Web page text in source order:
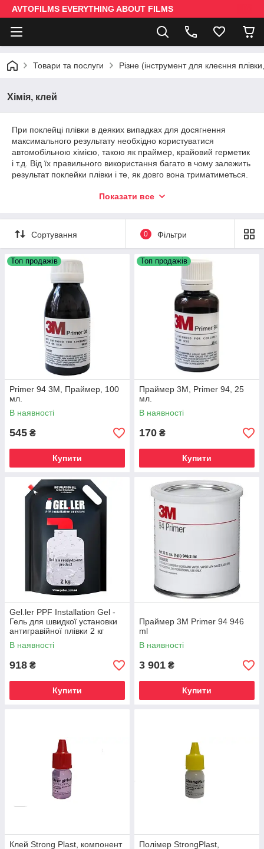
AVTOFILMS EVERYTHING ABOUT FILMS
Товари та послуги Різне (інструмент для клеєння
Хімія, клей
При поклейці плівки в деяких випадках для досягнення
максимального результату необхідно користуватися
автомобільною хімією, такою як праймер, крайовий герметик
і т.д. Від їх правильного використання багато в чому залежить
результат поклейки плівки і те, як довго вона триматиметься.
наносити стільки скільки потрібно і на потрібні місця
що буде дуже проблематично, якщо весь автомобіль буде в
праймері. З усіх питань щодо спеціалізованої автомобільної
хімії та автомобільних плівок звертайтесь до нас і ми Вам
обов'язково допоможемо.
Показати все
Сортування 0 Фільтри
Топ продажів
Primer 94 3М, Праймер, 100
мл.
В наявності
545 ₴
Купити
Топ продажів
Праймер 3M, Primer 94, 25
мл.
В наявності
170 ₴
Купити
Gel.ler PPF Installation Gel -
Гель для швидкої установки
антигравійної плівки 2 кг
В наявності
918 ₴
Купити
Праймер 3M Primer 94 946
ml
В наявності
3 901 ₴
Купити
Клей Strong Plast, компонент
Полімер StrongPlast,